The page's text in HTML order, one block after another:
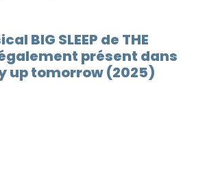
BIG SLEEP de THE
également présent dans
up tomorrow (2025)